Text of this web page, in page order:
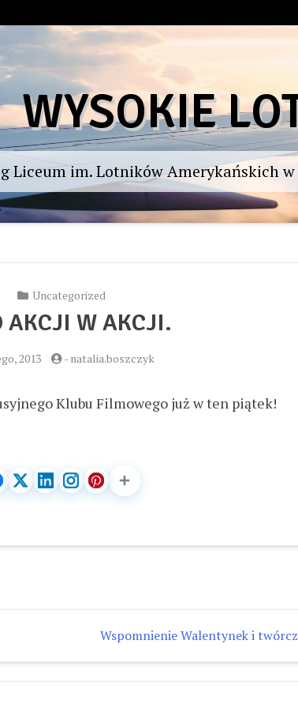
WYSOKIE
Liceum im. Lotników Amerykańskich w
Uncategorized
AKCJI W AKCJI.
2013 - natalia.boszczyk
Klubu Filmowego już w ten piątek!
Wspomnienie Walentynek i